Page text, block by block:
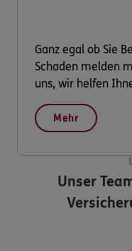
Ganz egal ob Sie
Schaden melden
uns, wir helfen
Mehr
Unser